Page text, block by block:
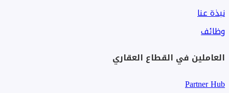
نبذة عنا
وظائف
العاملين في القطاع العقاري
Partner Hub